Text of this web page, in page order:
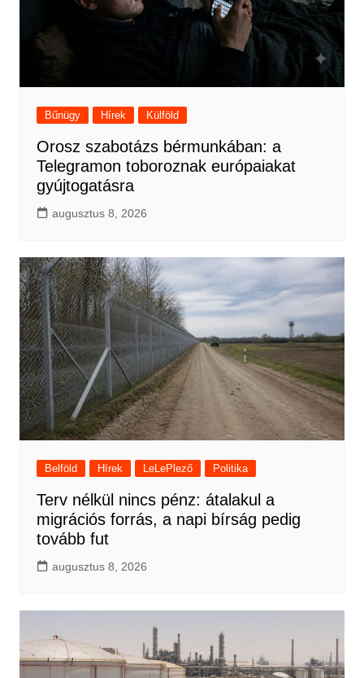
Bűnügy Hírek Külföld
Orosz szabotázs bérmunkában: a
Telegramon toboroznak európaiakat
gyújtogatásra
augusztus 8, 2026
Belföld Hírek LeLePlező Politika
Terv nélkül nincs pénz: átalakul a
migrációs forrás, a napi bírság pedig
tovább fut
augusztus 8, 2026